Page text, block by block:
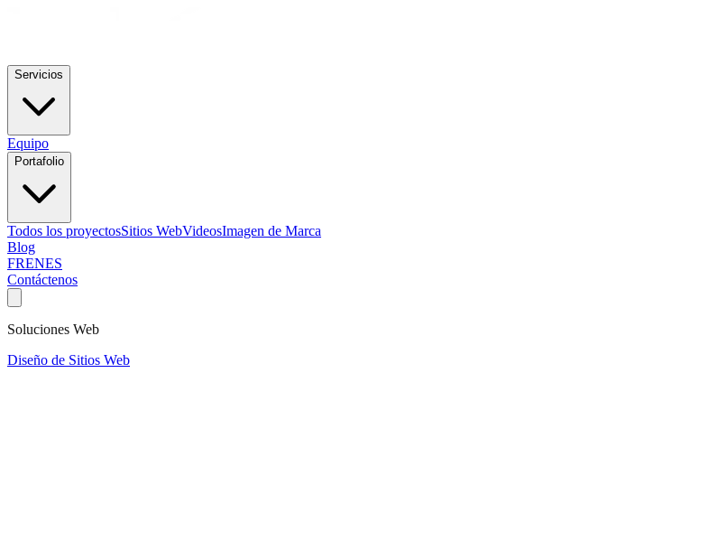
Servicios
Equipo
Portafolio
Todos los proyectosSitios WebVideosImagen de Marca
Blog
FRENES
Contáctenos
Soluciones Web
Diseño de Sitios Web